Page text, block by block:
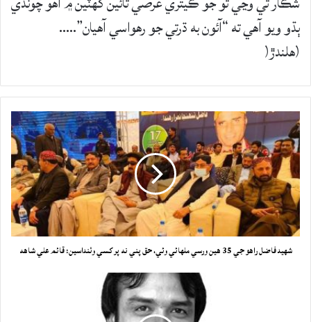
ٻڌو ويو آهي ته “آئون به ڌرتي جو رهواسي آهيان”…..
(هلندڙ(
شهيد فاضل راهو جي 35 ھين ورسي ملهائي وئي، حق پني نه پر کسي وٺنداسين: قائم علي شاهه